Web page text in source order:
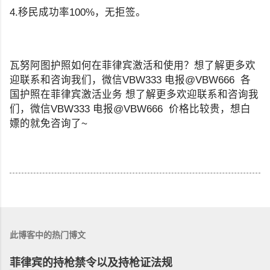
4.移民成功率100%，无拒签。
瓦努阿图护照如何在菲律宾激活和使用？想了解更多欢
迎联系和咨询我们，微信VBW333 电报@VBW666 各
国护照在菲律宾激活业务 想了解更多欢迎联系和咨询我
们，微信VBW333 电报@VBW666 价格比较贵，想白
嫖的就免咨询了~
此博客中的热门博文
菲律宾的持枪禁令以及持枪证法规